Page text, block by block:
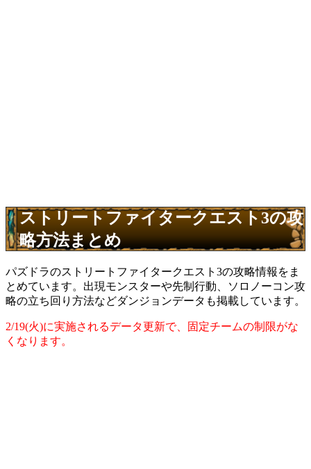
ストリートファイタークエスト3の攻
略方法まとめ
パズドラのストリートファイタークエスト3の攻略情報をま
とめています。出現モンスターや先制行動、ソロノーコン攻
略の立ち回り方法などダンジョンデータも掲載しています。
2/19(火)に実施されるデータ更新で、固定チームの制限がな
くなります。